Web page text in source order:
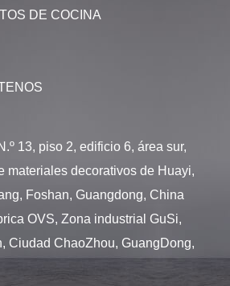
DE COCINA
13, piso 2, edificio 6, área sur,
materiales decorativos de Huayi,
Foshan, Guangdong, China
OVS, Zona industrial GuSi,
Ciudad ChaoZhou, GuangDong,